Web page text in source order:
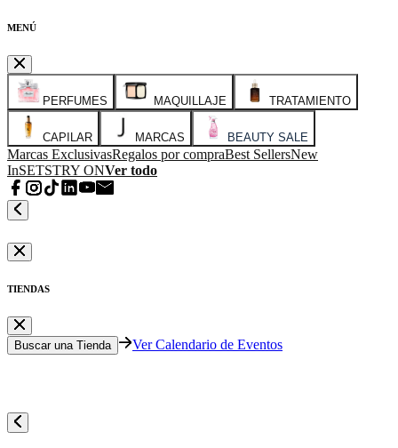
MENÚ
PERFUMES MAQUILLAJE TRATAMIENTO
CAPILAR MARCAS BEAUTY SALE
Marcas ExclusivasRegalos por compraBest SellersNew
InSETSTRY ONVer todo
TIENDAS
Buscar una Tienda Ver Calendario de Eventos